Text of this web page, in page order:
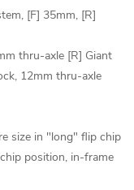
[F] 35mm, [R]
thru-axle [R] Giant
12mm thru-axle
size in "long" flip chip
position, in-frame